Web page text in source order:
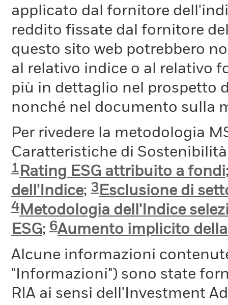
applicato dal fornitore
reddito fissate dal fornitore
questo sito web potrebbero
al relativo indice o al relativo
più in dettaglio nel prospetto
nonché nel documento sulla
Per rivedere la metodologia
Caratteristiche di
1Rating ESG attribuito a fondi
dell'Indice; 3Esclusione di
4Metodologia dell'Indice
ESG; 6Aumento implicito
Alcune informazioni
"Informazioni") sono state
RIA ai sensi dell'Investment